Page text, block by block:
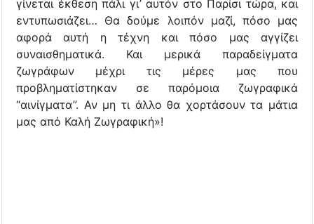
γίνεται έκθεση πάλι γι’ αυτόν στο Παρίσι τώρα, και
εντυπωσιάζει… Θα δούμε λοιπόν μαζί, πόσο μας
αφορά αυτή η τέχνη και πόσο μας αγγίζει
συναισθηματικά. Και μερικά παραδείγματα
ζωγράφων μέχρι τις μέρες μας που
προβληματίστηκαν σε παρόμοια ζωγραφικά
“αινίγματα”. Αν μη τι άλλο θα χορτάσουν τα μάτια
μας από Καλή Ζωγραφική»!